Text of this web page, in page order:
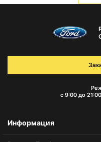
с 9:00 до 21:00
Информация